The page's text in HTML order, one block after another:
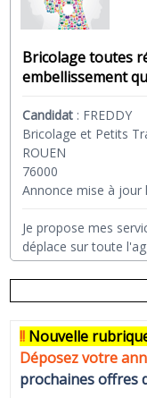
Bricolage toutes
embellissement
Candidat : FREDDY
Bricolage et Petits
ROUEN
76000
Annonce mise à jour
Je propose mes
déplace sur toute
!! Nouvelle
Déposez votre
prochaines offres